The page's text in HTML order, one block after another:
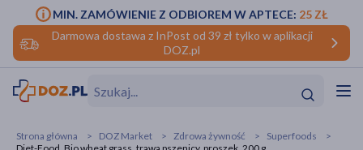
Darmowa dostawa z InPost od 39 zł tylko w aplikacji
DOZ.pl
MIN. ZAMÓWIENIE Z ODBIOREM W APTECE: 25 ZŁ
Strona główna DOZ Market Zdrowa żywność
Superfoods